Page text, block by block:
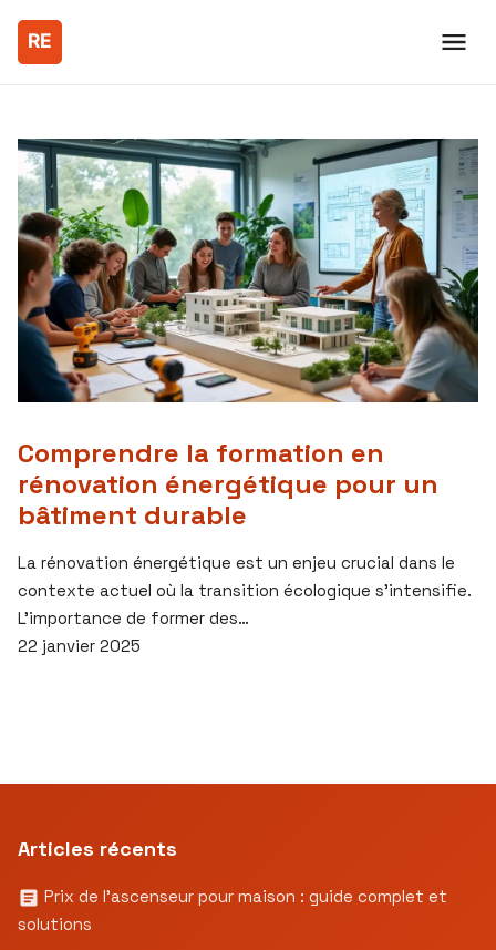
Comprendre la formation en
rénovation énergétique pour un
bâtiment durable
La rénovation énergétique est un enjeu crucial dans le
contexte actuel où la transition écologique s’intensifie.
L’importance de former des…
22 janvier 2025
Articles récents
Prix de l’ascenseur pour maison : guide complet et
solutions